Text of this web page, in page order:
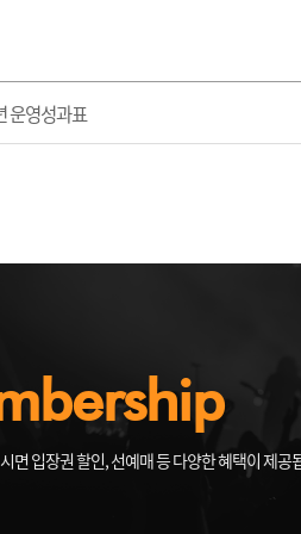
운영성과표
면 입장권 할인, 선예매 등 다양한 혜택이 제공